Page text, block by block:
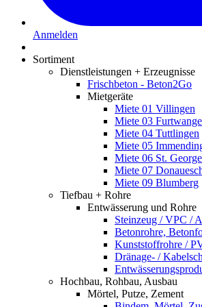
Anmelden
Sortiment
Dienstleistungen + Erzeugnisse
Frischbeton - Beton2Go
Mietgeräte
Miete 01 Villingen
Miete 03
Miete 04 Tuttlingen
Miete 05
Miete 06 St.
Miete 07
Miete 09 Blumberg
Tiefbau + Rohre
Entwässerung und Rohre
Steinzeug / VPC /
Betonrohre,
Kunststoffrohre /
Dränage- /
Hochbau, Rohbau, Ausbau
Mörtel, Putze, Zement